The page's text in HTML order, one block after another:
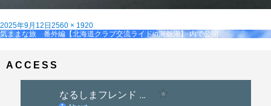
投
稿
2025年9月12日 フ
ル
2560 × 1920
投
ゲ
気ままな旅 番外編【北海道クラブ交流ライドin洞爺湖】 内で公開
ACCESS